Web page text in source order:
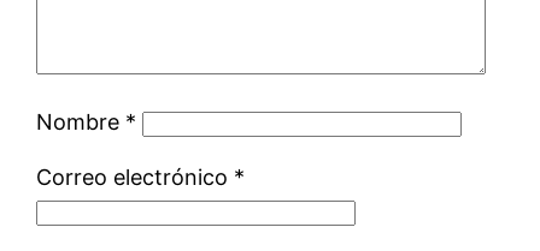
Nombre *
Correo electrónico *